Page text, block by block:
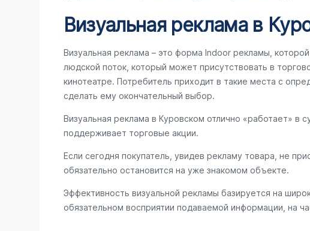
Визуальная реклама в
Визуальная реклама – это форма Indoor рекламы,
людской поток, который может присутствовать в
кинотеатре. Потребитель приходит в такие места с
сделать ему окончательный выбор.
Визуальная реклама в Куровском отлично «работает» в
поддерживает торговые акции.
Если сегодня покупатель, увидев рекламу товара, не
обязательно остановится на уже знакомом объекте.
Эффективность визуальной рекламы базируется на
обязательном восприятии подаваемой информации, на